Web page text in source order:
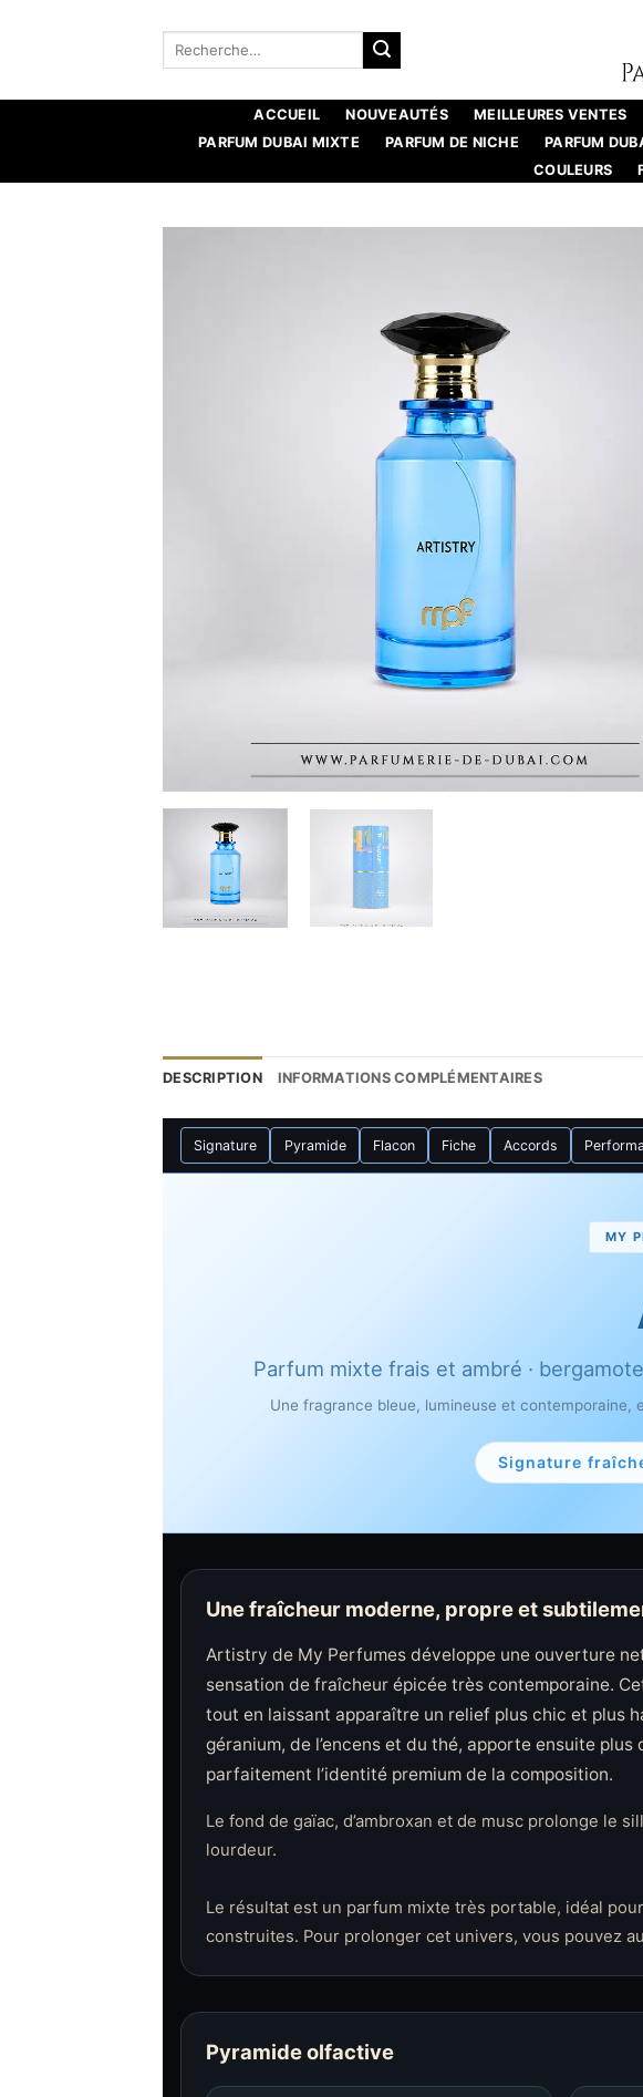
Recherche
ACCUEIL NOUVEAUTÉS MEILLEURES VENTES
PARFUM DUBAI MIXTE
PARFUM DE NICHE PARFUM
COULEURS
DESCRIPTION INFORMATIONS COMPLÉMENTAIRES
Signature Pyramide Flacon Fiche Accords
MY
Parfum mixte frais et ambré ·
Une fragrance bleue, lumineuse et
Signature
Une fraîcheur moderne, propre et
Artistry de My Perfumes développe une ouverture
sensation de fraîcheur épicée très contemporaine.
tout en laissant apparaître un relief plus chic et plus
géranium, de l’encens et du thé, apporte ensuite
parfaitement l’identité premium de la composition.
Le fond de gaïac, d’ambroxan et de musc prolonge le
lourdeur.
Le résultat est un parfum mixte très portable, idéal
construites. Pour prolonger cet univers, vous pouvez
Pyramide olfactive